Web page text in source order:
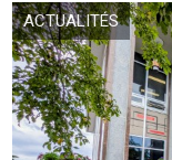
ACTUALITÉS